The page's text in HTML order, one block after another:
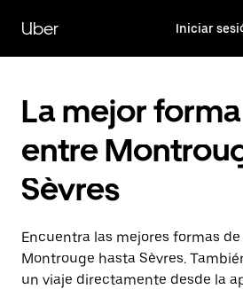
contenido
principal
Uber Iniciar
La mejor
entre
Sèvres
Encuentra las mejores formas
Montrouge hasta Sèvres.
un viaje directamente desde la